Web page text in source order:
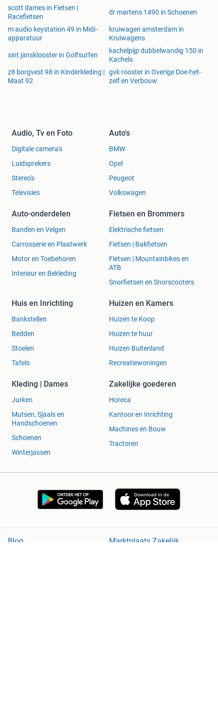
scott dames in Fietsen |
Racefietsen
dr martens 1490 in Schoenen
m audio keystation 49 in Midi-
apparatuur
kruiwagen amsterdam in
Kruiwagens
sint jansklooster in Golfsurfen
kachelpijp dubbelwandig 150 in
Kachels
z8 borgvest 98 in Kinderkleding |
Maat 92
gvk rooster in Overige Doe-het-
zelf en Verbouw
Audio, Tv en Foto
Digitale camera's
Luidsprekers
Stereo's
Televisies
Auto's
BMW
Opel
Peugeot
Volkswagen
Auto-onderdelen
Banden en Velgen
Carrosserie en Plaatwerk
Motor en Toebehoren
Interieur en Bekleding
Fietsen en Brommers
Elektrische fietsen
Fietsen | Bakfietsen
Fietsen | Mountainbikes en
ATB
Snorfietsen en Snorscooters
Huis en Inrichting
Bankstellen
Bedden
Stoelen
Tafels
Huizen en Kamers
Huizen te Koop
Huizen te huur
Huizen Buitenland
Recreatiewoningen
Kleding | Dames
Jurken
Mutsen, Sjaals en
Handschoenen
Schoenen
Winterjassen
Zakelijke goederen
Horeca
Kantoor en Inrichting
Machines en Bouw
Tractoren
Blog
Marktplaats Zakelijk